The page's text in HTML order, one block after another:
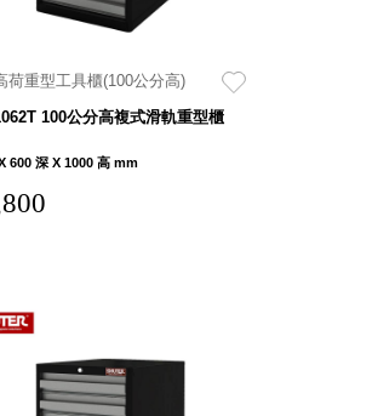
荷重型工具櫃(100公分高)
100公分高複式滑軌重型櫃
600 深 X 1000 高 mm